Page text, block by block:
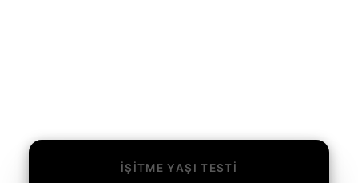
İŞITME YAŞI TESTI